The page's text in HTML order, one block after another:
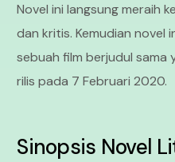
Novel ini langsung meraih
dan kritis. Kemudian novel
sebuah film berjudul sama
rilis pada 7 Februari 2020.
Sinopsis Novel